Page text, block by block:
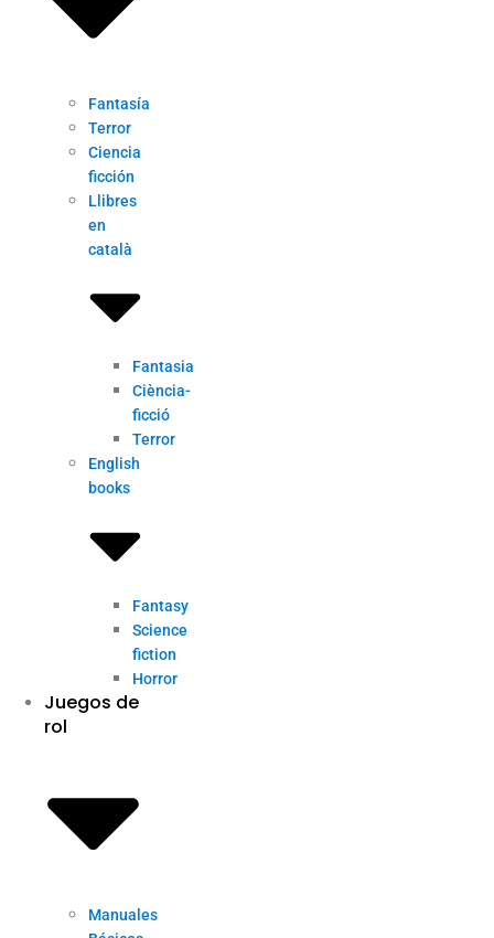
Fantasía
Terror
Ciencia
ficción
Llibres
en
català
Fantasia
Ciència-
ficció
Terror
English
books
Fantasy
Science
fiction
Horror
Juegos de
rol
Manuales